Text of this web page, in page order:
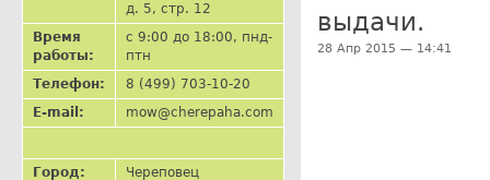
д. 5, стр. 12
Время
работы:
с 9:00 до 18:00, пнд-
птн
Телефон:
8 (499) 703-10-20
E-mail:
mow@cherepaha.com
Город:
Череповец
выдачи.
28 Апр 2015 — 14:41